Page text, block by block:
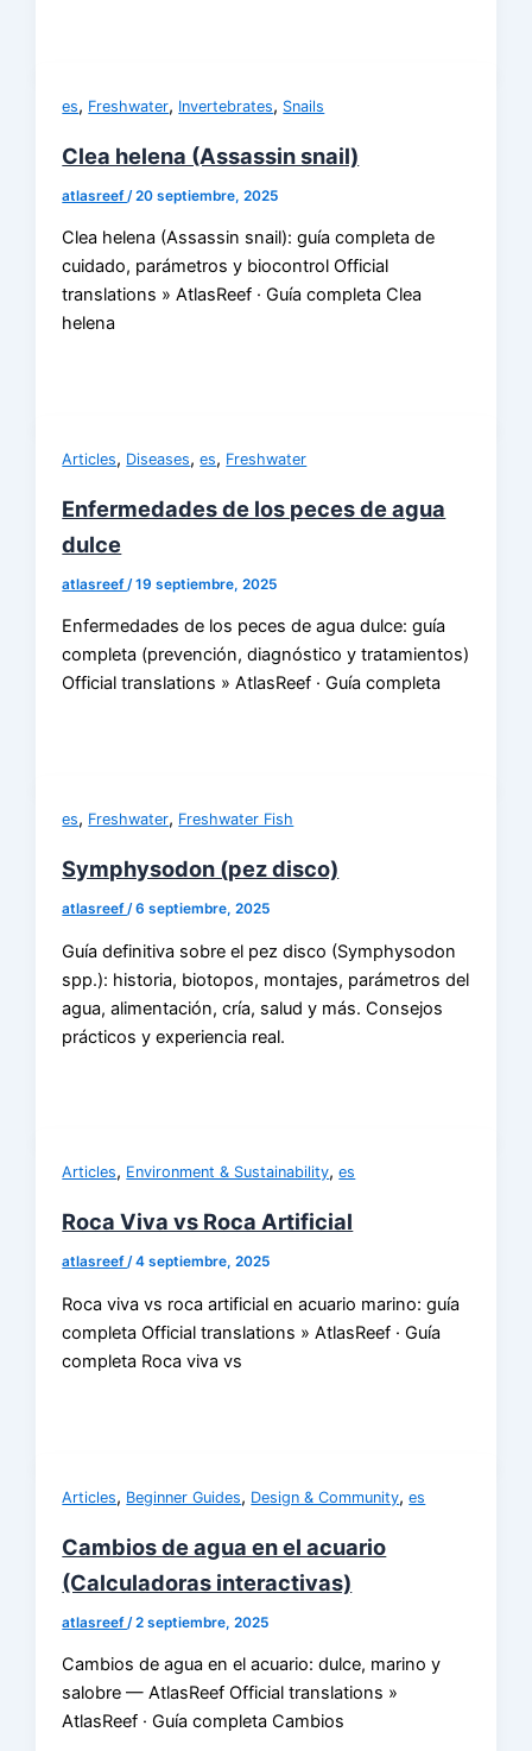
es, Freshwater, Invertebrates, Snails
Clea helena (Assassin snail)
atlasreef /20 septiembre, 2025
Clea helena (Assassin snail): guía completa de
cuidado, parámetros y biocontrol Official
translations » AtlasReef · Guía completa Clea
helena
Articles, Diseases,es, Freshwater
Enfermedades de los peces de agua
dulce
atlasreef/19 septiembre, 2025
Enfermedades de los peces de agua dulce: guía
completa (prevención, diagnóstico y tratamientos)
Official translations » AtlasReef · Guía completa
es, Freshwater, Freshwater Fish
Symphysodon (pez disco)
atlasreef/6 septiembre, 2025
Guía definitiva sobre el pez disco (Symphysodon
spp.): historia, biotopos, montajes, parámetros del
agua, alimentación, cría, salud y más. Consejos
prácticos y experiencia real.
Articles, Environment & Sustainability,es
Roca Viva vs Roca Artificial
atlasreef/4 septiembre, 2025
Roca viva vs roca artificial en acuario marino: guía
completa Official translations » AtlasReef · Guía
completa Roca viva vs
Articles, Beginner Guides, Design & Community,es
Cambios de agua en el acuario
(Calculadoras interactivas)
atlasreef /2 septiembre, 2025
Cambios de agua en el acuario: dulce, marino y
salobre — AtlasReef Official translations »
AtlasReef · Guía completa Cambios